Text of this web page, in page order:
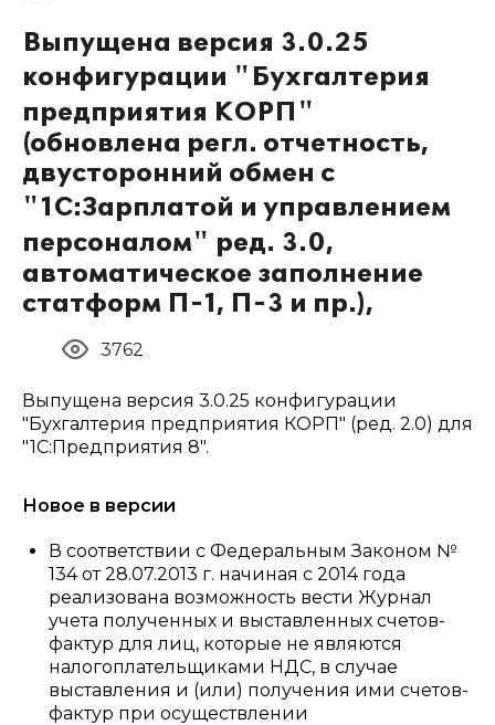
Выпущена версия 3.0.25
конфигурации "Бухгалтерия
предприятия КОРП"
(обновлена регл. отчетность,
двусторонний обмен с
"1С:Зарплатой и управлением
персоналом" ред. 3.0,
автоматическое заполнение
статформ П-1, П-3 и пр.),
3762
Выпущена версия 3.0.25 конфигурации
"Бухгалтерия предприятия КОРП" (ред. 2.0) для
"1С:Предприятия 8".
Новое в версии
В соответствии с Федеральным Законом №
134 от 28.07.2013 г. начиная с 2014 года
реализована возможность вести Журнал
учета полученных и выставленных счетов-
фактур для лиц, которые не являются
налогоплательщиками НДС, в случае
выставления и (или) получения ими счетов-
фактур при осуществлении